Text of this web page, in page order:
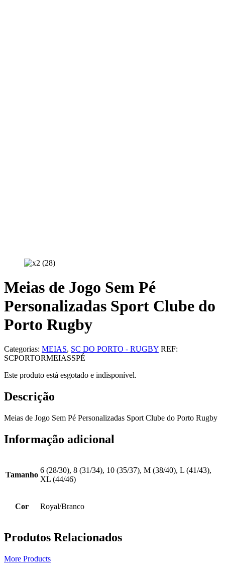
Meias de Jogo Sem Pé
Personalizadas Sport Clube do
Porto Rugby
Categorias: MEIAS, SC DO PORTO - RUGBY REF:
SCPORTORMEIASSPÉ
Este produto está esgotado e indisponível.
Descrição
Meias de Jogo Sem Pé Personalizadas Sport Clube do Porto Rugby
Informação adicional
Tamanho
6 (28/30), 8 (31/34), 10 (35/37), M (38/40), L (41/43),
XL (44/46)
Cor Royal/Branco
Produtos Relacionados
More Products